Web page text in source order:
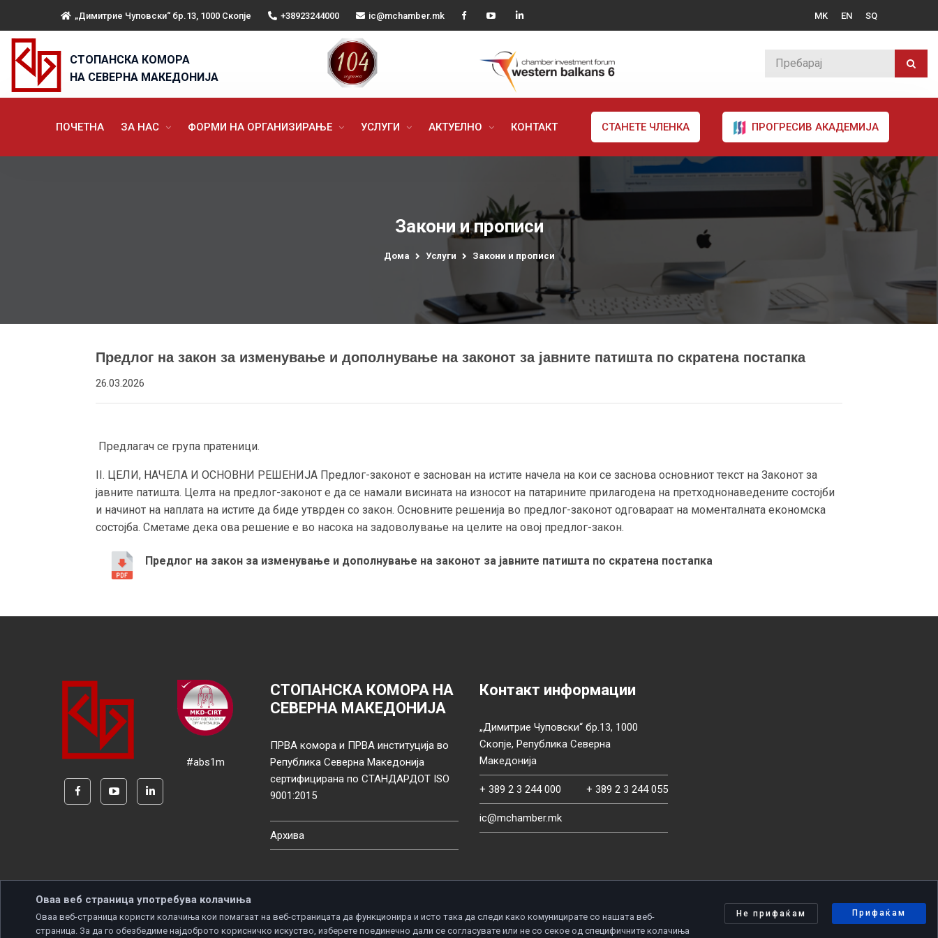
„Димитрие Чуповски“ бр.13, 1000 Скопје +38923244000 ic@mchamber.mk MK EN SQ
СТОПАНСКА КОМОРА
НА СЕВЕРНА МАКЕДОНИЈА
ПОЧЕТНА ЗА НАС ФОРМИ НА ОРГАНИЗИРАЊЕ УСЛУГИ АКТУЕЛНО КОНТАКТ СТАНЕТЕ ЧЛЕНКА ПРОГРЕСИВ АКАДЕМИЈА
Закони и прописи
Дома Услуги Закони и прописи
Предлог на закон за изменување и дополнување на законот за јавните патишта по скратена постапка
26.03.2026
Предлагач се група пратеници.
II. ЦЕЛИ, НАЧЕЛА И ОСНОВНИ РЕШЕНИЈА Предлог-законот е заснован на истите начела на кои се заснова основниот текст на Законот за
јавните патишта. Целта на предлог-законот е да се намали висината на износот на патарините прилагодена на претходнонаведените состојби
и начинот на наплата на истите да биде утврден со закон. Основните решенија во предлог-законот одговараат на моменталната економска
состојба. Сметаме дека ова решение е во насока на задоволување на целите на овој предлог-закон.
Предлог на закон за изменување и дополнување на законот за јавните патишта по скратена постапка
#abs1m
СТОПАНСКА КОМОРА НА
СЕВЕРНА МАКЕДОНИЈА
ПРВА комора и ПРВА институција во
Република Северна Македонија
сертифицирана по СТАНДАРДОТ ISO
9001:2015
Архива
Контакт информации
„Димитрие Чуповски“ бр.13, 1000
Скопје, Република Северна
Македонија
+ 389 2 3 244 000 + 389 2 3 244 055
ic@mchamber.mk
Оваа веб страница употребува колачиња
Оваа веб-страница користи колачиња кои помагаат на веб-страницата да функционира и исто така да следи како комуницирате со нашата веб-
страница. За да го обезбедиме најдоброто корисничко искуство, изберете поединечно дали се согласувате или не со секое од специфичните колачиња
Не прифаќам Прифаќам